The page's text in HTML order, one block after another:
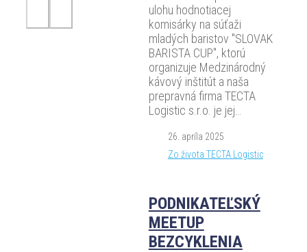
ulohu hodnotiacej
komisárky na súťaži
mladých baristov "SLOVAK
BARISTA CUP", ktorú
organizuje Medzinárodný
kávový inštitút a naša
prepravná firma TECTA
Logistic s.r.o. je jej…
26. apríla 2025
Zo života TECTA Logistic
PODNIKATEĽSKÝ
MEETUP
BEZCYKLENIA